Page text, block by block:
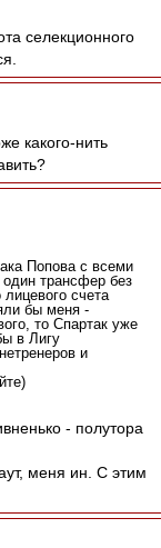
селекционного
какого-нить
Попова с всеми
трансфер без
лицевого счета
бы меня -
то Спартак уже
в Лигу
и
- полутора
меня ин. С этим